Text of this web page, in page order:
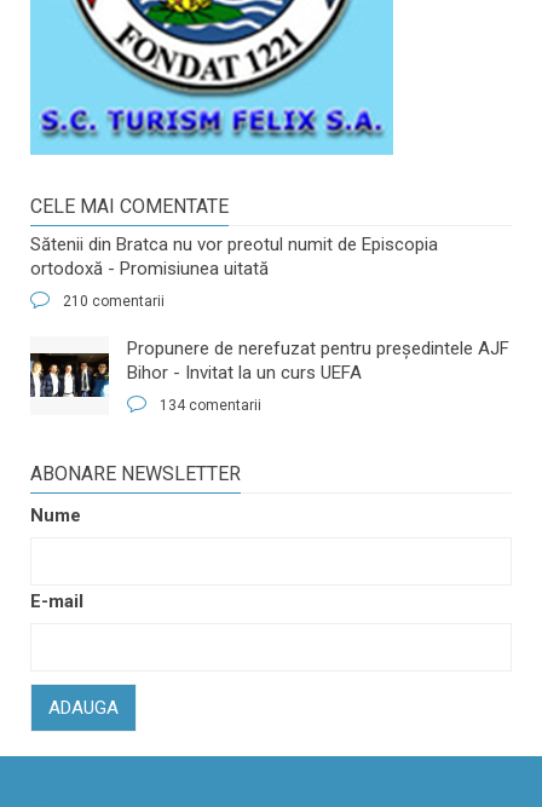
CELE MAI COMENTATE
Sătenii din Bratca nu vor preotul numit de Episcopia
ortodoxă - Promisiunea uitată
210 comentarii
​Propunere de nerefuzat pentru preşedintele AJF
Bihor - Invitat la un curs UEFA
134 comentarii
ABONARE NEWSLETTER
Nume
E-mail
ADAUGA